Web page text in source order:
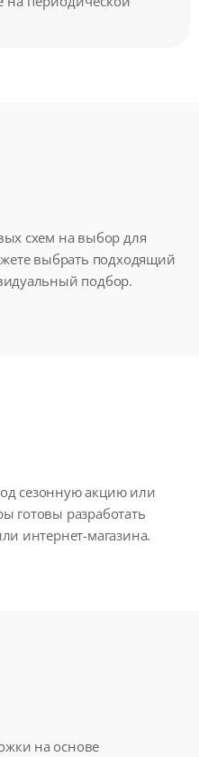
схем на выбор для
выбрать подходящий
подбор.
сезонную акцию или
готовы разработать
интернет-магазина.
на основе